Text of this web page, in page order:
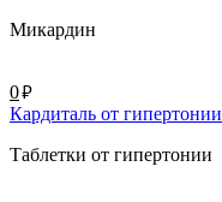
Микардин
0руб.
Кардиталь от гипертонии
Таблетки от гипертонии